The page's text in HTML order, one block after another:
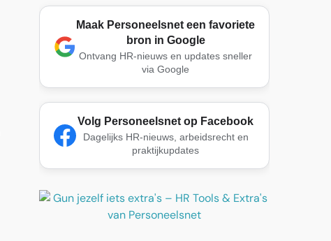
Maak Personeelsnet een favoriete
bron in Google
Ontvang HR-nieuws en updates sneller
via Google
Volg Personeelsnet op Facebook
Dagelijks HR-nieuws, arbeidsrecht en
praktijkupdates